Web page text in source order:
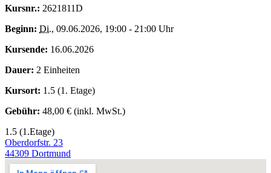
Kursnr.: 2621811D
Beginn: Di., 09.06.2026, 19:00 - 21:00 Uhr
Kursende: 16.06.2026
Dauer: 2 Einheiten
Kursort: 1.5 (1. Etage)
Gebühr: 48,00 € (inkl. MwSt.)
1.5 (1.Etage)
Oberdorfstr. 23
44309 Dortmund